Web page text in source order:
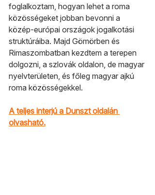
foglalkoztam, hogyan lehet a roma
közösségeket jobban bevonni a
közép-európai országok jogalkotási
struktúráiba. Majd Gömörben és
Rimaszombatban kezdtem a terepen
dolgozni, a szlovák oldalon, de magyar
nyelvterületen, és főleg magyar ajkú
roma közösségekkel.
A teljes interjú a Dunszt oldalán
olvasható.